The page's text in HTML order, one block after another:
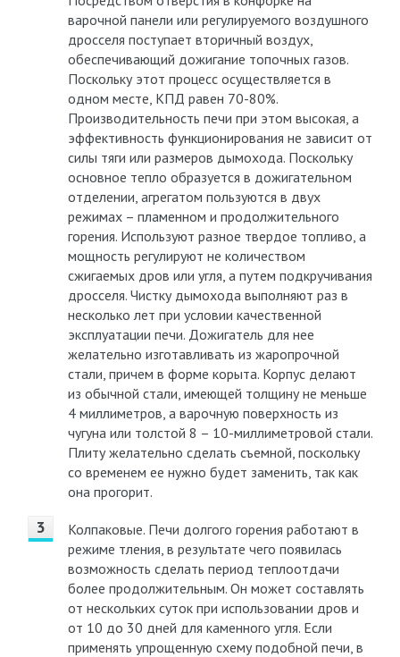
варочной панели или регулируемого воздушного
дросселя поступает вторичный воздух,
обеспечивающий дожигание топочных газов.
Поскольку этот процесс осуществляется в
одном месте, КПД равен 70-80%.
Производительность печи при этом высокая, а
эффективность функционирования не зависит от
силы тяги или размеров дымохода. Поскольку
основное тепло образуется в дожигательном
отделении, агрегатом пользуются в двух
режимах – пламенном и продолжительного
горения. Используют разное твердое топливо, а
мощность регулируют не количеством
сжигаемых дров или угля, а путем подкручивания
дросселя. Чистку дымохода выполняют раз в
несколько лет при условии качественной
эксплуатации печи. Дожигатель для нее
желательно изготавливать из жаропрочной
стали, причем в форме корыта. Корпус делают
из обычной стали, имеющей толщину не меньше
4 миллиметров, а варочную поверхность из
чугуна или толстой 8 – 10-миллиметровой стали.
Плиту желательно сделать съемной, поскольку
со временем ее нужно будет заменить, так как
она прогорит.
Колпаковые. Печи долгого горения работают в
режиме тления, в результате чего появилась
возможность сделать период теплоотдачи
более продолжительным. Он может составлять
от нескольких суток при использовании дров и
от 10 до 30 дней для каменного угля. Если
применять упрощенную схему подобной печи, в